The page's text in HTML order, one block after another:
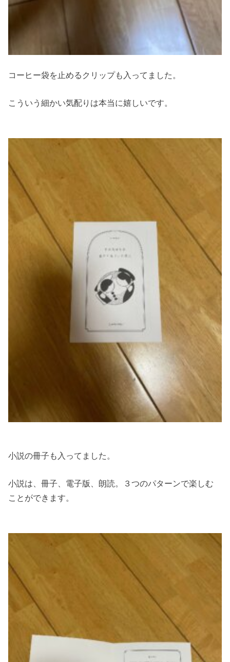
コーヒー袋を止めるクリップも入ってました。
こういう細かい気配りは本当に嬉しいです。
小説の冊子も入ってました。
小説は、冊子、電子版、朗読。３つのパターンで楽しむ
ことができます。